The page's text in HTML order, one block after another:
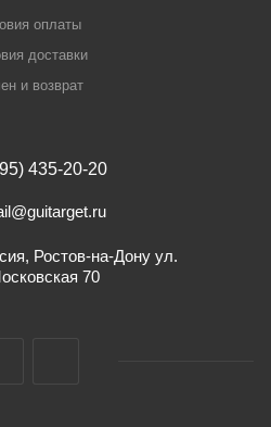
оплаты
доставки
и возврат
435-20-20
Ростов-на-Дону ул.
70